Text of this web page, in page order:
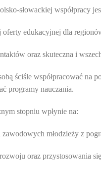
słowackiej współpracy
edukacyjnej dla
oraz skuteczna i
ściśle współpracować na
programy nauczania.
stopniu wpłynie na:
młodzieży z
oraz przystosowania